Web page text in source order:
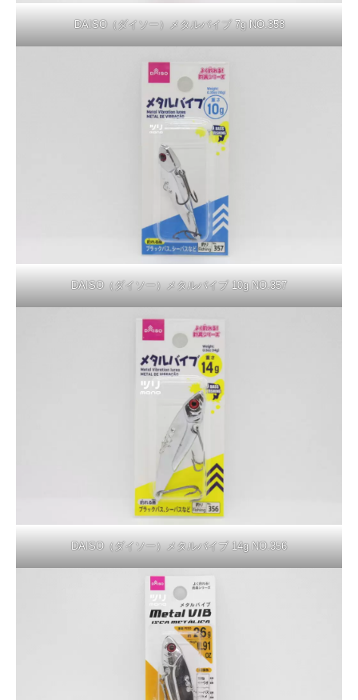
DAISO（ダイソー）メタルバイブ 7g NO.358
DAISO（ダイソー）メタルバイブ 10g NO.357
DAISO（ダイソー）メタルバイブ 14g NO.356